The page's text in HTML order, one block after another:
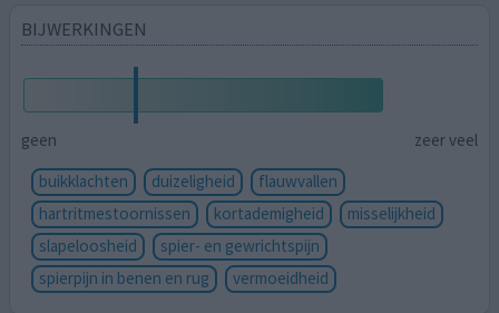
BIJWERKINGEN
geen
zeer veel
buikklachten
duizeligheid
flauwvallen
hartritmestoornissen
kortademigheid
misselijkheid
slapeloosheid
spier- en gewrichtspijn
spierpijn in benen en rug
vermoeidheid